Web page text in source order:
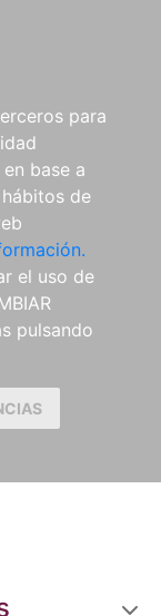
para
base a
de
el uso de
pulsando